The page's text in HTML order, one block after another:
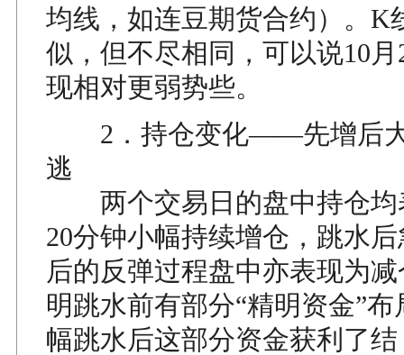
均线，如连豆期货合约）。K
似，但不尽相同，可以说10
现相对更弱势些。
2．持仓变化——先增后大
逃
两个交易日的盘中持仓均
20分钟小幅持续增仓，跳水
后的反弹过程盘中亦表现为
明跳水前有部分“精明资金”
幅跳水后这部分资金获利了